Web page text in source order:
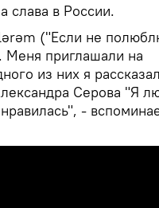
слава в России.
("Если не
приглашали на
из них я
Серова "Я
-